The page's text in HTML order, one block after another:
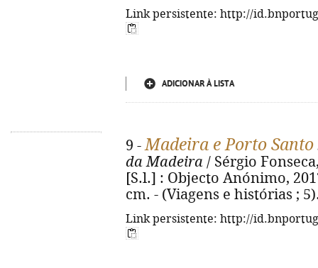
Link persistente: http://
ADICIONAR À LISTA
9 -Madeira e Porto Santo
da Madeira / Sérgio
[S.l.] : Objecto Anónimo,
cm. - (Viagens e histórias ;
Link persistente: http://